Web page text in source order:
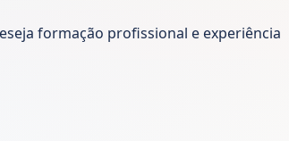
formação profissional e experiência